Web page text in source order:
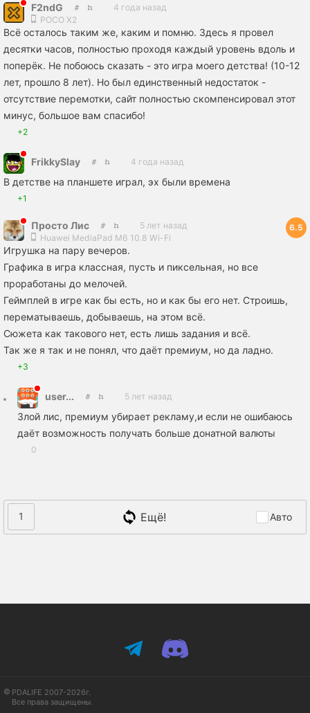
F2ndG
4 года назад
POCO X2
Всё осталось таким же, каким и помню. Здесь я провел
десятки часов, полностью проходя каждый уровень вдоль и
поперёк. Не побоюсь сказать - это игра моего детства! (10-12
лет, прошло 8 лет). Но был единственный недостаток -
отсутствие перемотки, сайт полностью скомпенсировал этот
минус, большое вам спасибо!
+2
FrikkySlay 4 года назад
В детстве на планшете играл, эх были времена
+1
Просто Лис
5 лет назад
Huawei MediaPad M6 10.8 Wi-Fi
6.5
Игрушка на пару вечеров.
Графика в игра классная, пусть и пиксельная, но все
проработаны до мелочей.
Геймплей в игре как бы есть, но и как бы его нет. Строишь,
перематываешь, добываешь, на этом всё.
Сюжета как такового нет, есть лишь задания и всё.
Так же я так и не понял, что даёт премиум, но да ладно.
+3
user... 5 лет назад
Злой лис, премиум убирает рекламу,и если не ошибаюсь
даёт возможность получать больше донатной валюты
0
1 Ещё! Авто
PDALIFE 2007-2026г.
Все права защищены.